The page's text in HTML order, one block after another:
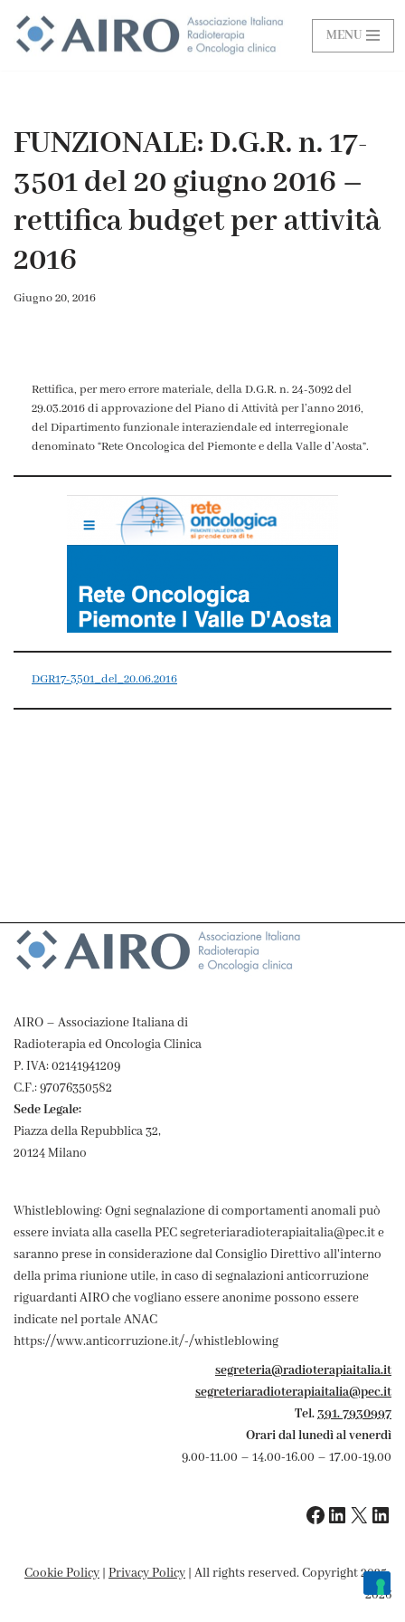
Vai
MENU
FUNZIONALE: D.G.R. n. 17-
3501 del 20 giugno 2016 –
rettifica budget per attività
2016
Giugno 20, 2016
Rettifica, per mero errore materiale, della D.G.R. n. 24-3092 del
29.03.2016 di approvazione del Piano di Attività per l’anno 2016,
del Dipartimento funzionale interaziendale ed interregionale
denominato “Rete Oncologica del Piemonte e della Valle d’Aosta”.
DGR17-3501_del_20.06.2016
AIRO – Associazione Italiana di
Radioterapia ed Oncologia Clinica
P. IVA: 02141941209
C.F.: 97076350582
Sede Legale:
Piazza della Repubblica 32,
20124 Milano
Whistleblowing: Ogni segnalazione di comportamenti anomali può
essere inviata alla casella PEC segreteriaradioterapiaitalia@pec.it e
saranno prese in considerazione dal Consiglio Direttivo all'interno
della prima riunione utile, in caso di segnalazioni anticorruzione
riguardanti AIRO che vogliano essere anonime possono essere
indicate nel portale ANAC
https://www.anticorruzione.it/-/whistleblowing
segreteria@radioterapiaitalia.it
segreteriaradioterapiaitalia@pec.it
Tel.391. 7930997
Orari dal lunedì al venerdì
9.00-11.00 – 14.00-16.00 – 17.00-19.00
Cookie Policy | Privacy Policy | All rights reserved. Copyright 2025-
2026